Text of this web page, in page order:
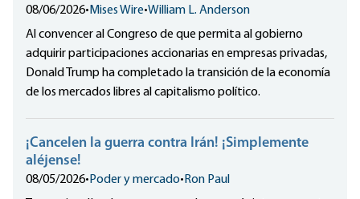
08/06/2026• Mises Wire•William L. Anderson
Al convencer al Congreso de que permita al gobierno
adquirir participaciones accionarias en empresas privadas,
Donald Trump ha completado la transición de la economía
de los mercados libres al capitalismo político.
¡Cancelen la guerra contra Irán! ¡Simplemente
aléjense!
08/05/2026•Poder y mercado•Ron Paul